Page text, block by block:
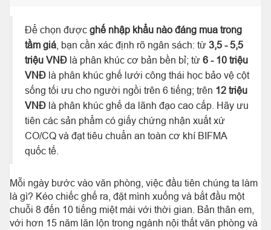
Để chọn được ghế nhập khẩu nào đáng mua trong
tầm giá , bạn cần xác định rõ ngân sách: từ 3,5 - 5,5
triệu VNĐ là phân khúc cơ bản bền bỉ; từ 6 - 10 triệu
VNĐ là phân khúc ghế lưới công thái học bảo vệ cột
sống tối ưu cho người ngồi trên 6 tiếng; trên 12 triệu
VNĐ là phân khúc ghế da lãnh đạo cao cấp. Hãy ưu
tiên các sản phẩm có giấy chứng nhận xuất xứ
CO/CQ và đạt tiêu chuẩn an toàn cơ khí BIFMA
quốc tế.
Mỗi ngày bước vào văn phòng, việc đầu tiên chúng ta làm
là gì? Kéo chiếc ghế ra, đặt mình xuống và bắt đầu một
chuỗi 8 đến 10 tiếng miệt mài với thời gian. Bản thân em,
với hơn 15 năm lăn lộn trong ngành nội thất văn phòng và